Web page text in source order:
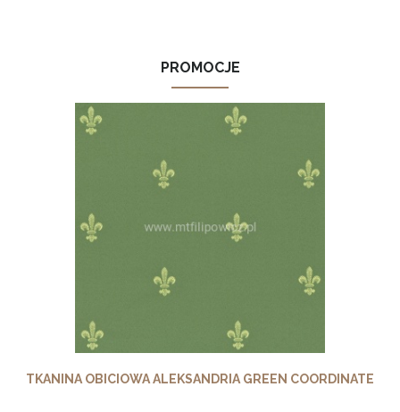
PROMOCJE
TKANINA OBICIOWA ALEKSANDRIA GREEN COORDINATE